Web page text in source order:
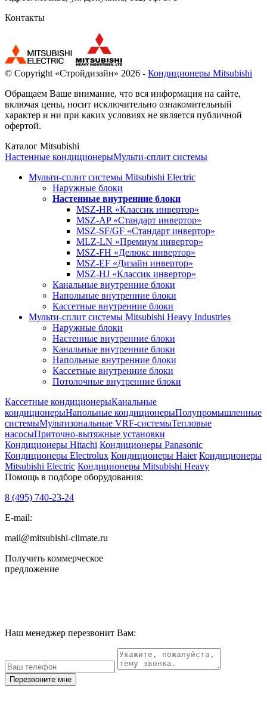
Контакты
© Copyright «Стройдизайн» 2026 - Кондиционеры Mitsubishi
Обращаем Ваше внимание, что вся информация на сайте,
включая цены, носит исключительно ознакомительный
характер и ни при каких условиях не является публичной
офертой.
Каталог Mitsubishi
Настенные кондиционерыМульти-сплит системы
Мульти-сплит системы Mitsubishi Electric
Наружные блоки
Настенные внутренние блоки
MSZ-HR «Классик инвертор»
MSZ-AP «Стандарт инвертор»
MSZ-SF/GF «Стандарт инвертор»
MLZ-LN «Премиум инвертор»
MSZ-FH «Делюкс инвертор»
MSZ-EF «Дизайн инвертор»
MSZ-HJ «Классик инвертор»
Канальные внутренние блоки
Напольные внутренние блоки
Кассетные внутренние блоки
Мульти-сплит системы Mitsubishi Heavy Industries
Наружные блоки
Настенные внутренние блоки
Канальные внутренние блоки
Напольные внутренние блоки
Кассетные внутренние блоки
Потолочные внутренние блоки
Кассетные кондиционерыКанальные
кондиционерыНапольные кондиционерыПолупромышленные
системыМультизональные VRF-системыТепловые
насосыПриточно-вытяжные установки
Кондиционеры Hitachi Кондиционеры Panasonic
Кондиционеры Electrolux Кондиционеры Haier Кондиционеры
Mitsubishi Electric Кондиционеры Mitsubishi Heavy
Помощь в подборе оборудования:
8 (495) 740-23-24
E-mail:
mail@mitsubishi-climate.ru
Получить коммерческое
предложение
Наш менеджер перезвонит Вам:
Перезвоните мне